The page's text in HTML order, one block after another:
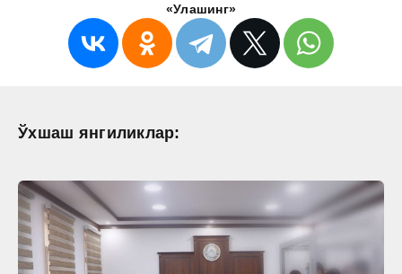
«Улашинг»
Ўхшаш янгиликлар: